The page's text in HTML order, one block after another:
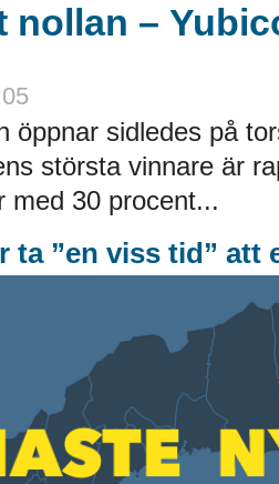
nollan –
öppnar sidledes på
största vinnare är
med 30 procent...
ta ”en viss tid” att